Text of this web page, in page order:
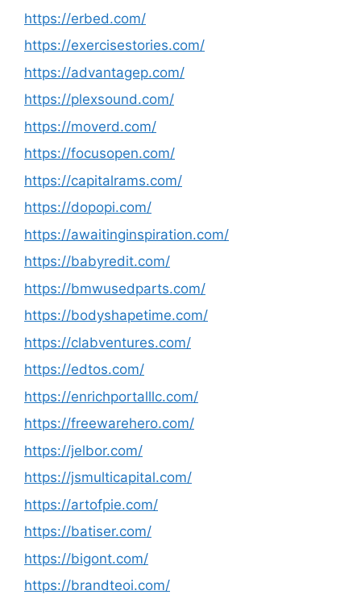
https://erbed.com/
https://exercisestories.com/
https://advantagep.com/
https://plexsound.com/
https://moverd.com/
https://focusopen.com/
https://capitalrams.com/
https://dopopi.com/
https://awaitinginspiration.com/
https://babyredit.com/
https://bmwusedparts.com/
https://bodyshapetime.com/
https://clabventures.com/
https://edtos.com/
https://enrichportalllc.com/
https://freewarehero.com/
https://jelbor.com/
https://jsmulticapital.com/
https://artofpie.com/
https://batiser.com/
https://bigont.com/
https://brandteoi.com/